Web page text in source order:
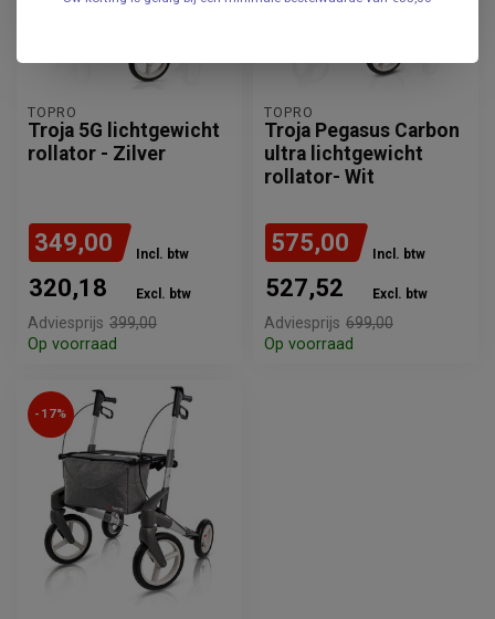
TOPRO
Troja 5G lichtgewicht
rollator - Zilver
349,00 Incl. btw
320,18 Excl. btw
Adviesprijs 399,00
Op voorraad
TOPRO
Troja Pegasus Carbon
ultra lichtgewicht
rollator- Wit
575,00 Incl. btw
527,52 Excl. btw
Adviesprijs 699,00
Op voorraad
-17%